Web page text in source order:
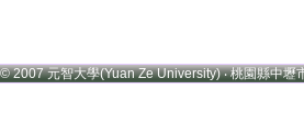
2007 元智大學(Yuan Ze University) ‧ 桃園縣中壢